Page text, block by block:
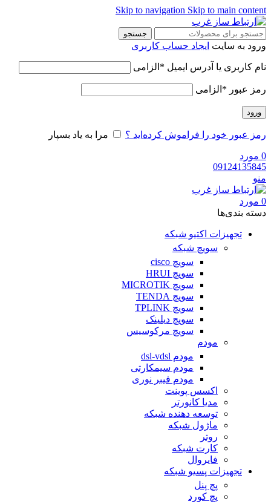
Skip to navigation Skip to main content
جستجو
ورود به سایت ایجاد حساب کاربری
نام کاربری یا آدرس ایمیل * الزامی
رمز عبور * الزامی
ورود
رمز عبور خود را فراموش کرده‌اید ؟ مرا به یاد بسپار
0 مورد
09124135845
منو
0 مورد
دسته‌ بندی‌ها
تجهیزات اکتیو شبکه
سویچ شبکه
سویچ cisco
سویچ HRUI
سویچ MICROTIK
سویچ TENDA
سویچ TPLINK
سویچ دیلینک
سویچ مرکوسیس
مودم
مودم dsl-vdsl
مودم سیمکارتی
مودم فیبر نوری
اکسس پوینت
مدیا کانورتر
توسعه دهنده شبکه
ماژول شبکه
روتر
کارت شبکه
فایروال
تجهیزات پسیو شبکه
پچ پنل
پچ کورد